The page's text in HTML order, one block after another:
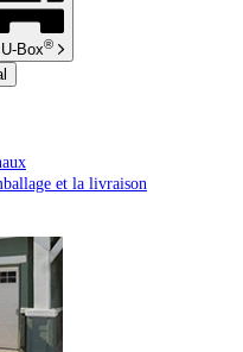
U-Box®
et la livraison